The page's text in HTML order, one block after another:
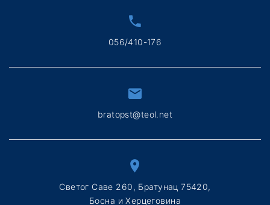
056/410-176
bratopst@teol.net
Светог Саве 260, Братунац 75420,
Босна и Херцеговина